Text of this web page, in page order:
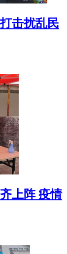
击扰乱民
上阵 疫情